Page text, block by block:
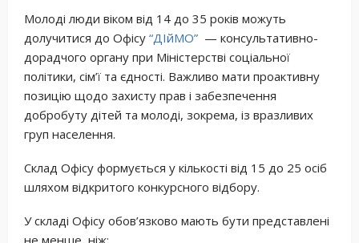
Молоді люди віком від 14 до 35 років можуть
долучитися до Офісу “ДІйМО” — консультативно-
дорадчого органу при Міністерстві соціальної
політики, сім’ї та єдності. Важливо мати проактивну
позицію щодо захисту прав і забезпечення
добробуту дітей та молоді, зокрема, із вразливих
груп населення.
Склад Офісу формується у кількості від 15 до 25 осіб
шляхом відкритого конкурсного відбору.
У складі Офісу обов’язково мають бути представлені
не менше, ніж: